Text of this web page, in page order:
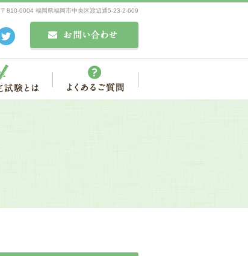
〒810-0004 福岡県福岡市中央区渡辺通5-23-2-609